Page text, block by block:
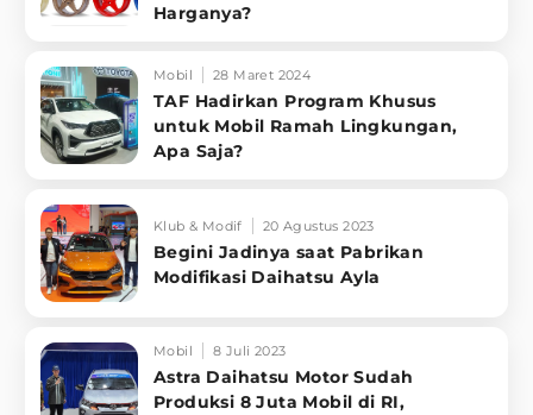
Harganya?
Mobil 28 Maret 2024
TAF Hadirkan Program Khusus
untuk Mobil Ramah Lingkungan,
Apa Saja?
Klub & Modif 20 Agustus 2023
Begini Jadinya saat Pabrikan
Modifikasi Daihatsu Ayla
Mobil 8 Juli 2023
Astra Daihatsu Motor Sudah
Produksi 8 Juta Mobil di RI,